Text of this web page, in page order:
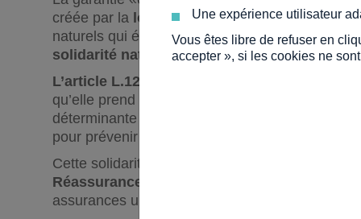
créée par la loi du 13 juillet 1982dans le but
naturels qui étaient jusque-là peu indemnisés.
solidarité nationale.
L’article L.125-1 du Code des assurances
qu’elle prend en charge les « dommages
déterminante l’intensité anormale d’un agent
pour prévenir ces dommages n’ont pu
Cette solidarité nationale est soutenue par le
Réassurance
(CCR). Cette structure, elle-
assurances une certaine stabilité financière
Une expérience utilisateur
Vous êtes libre de refuser en
accepter », si les cookies ne